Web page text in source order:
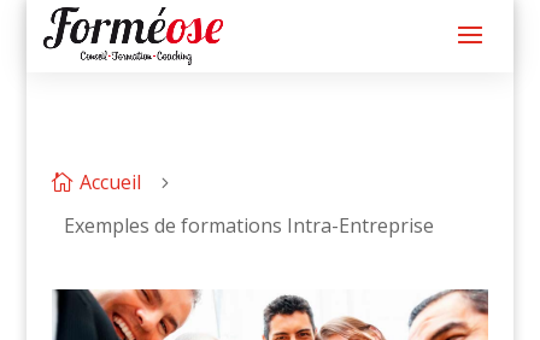
 Accueil 5
Exemples de formations Intra-Entreprise